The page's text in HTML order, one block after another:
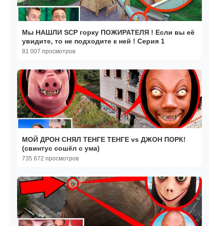
Мы НАШЛИ SCP горку ПОЖИРАТЕЛЯ ! Если вы её
увидите, то не подходите к ней ! Серия 1
81 007 просмотров
МОЙ ДРОН СНЯЛ ТЕНГЕ ТЕНГЕ vs ДЖОН ПОРК!
(свинтус сошёл с ума)
735 672 просмотров